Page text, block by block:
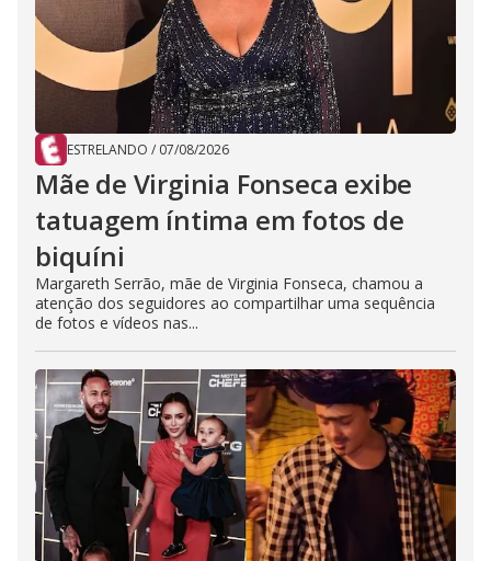
ESTRELANDO / 07/08/2026
Mãe de Virginia Fonseca exibe
tatuagem íntima em fotos de
biquíni
Margareth Serrão, mãe de Virginia Fonseca, chamou a
atenção dos seguidores ao compartilhar uma sequência
de fotos e vídeos nas...